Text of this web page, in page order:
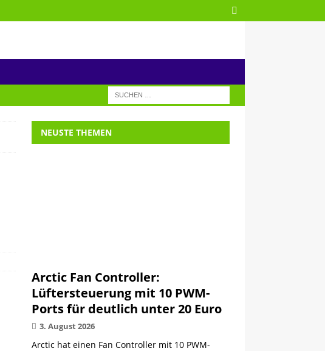
NEUSTE THEMEN
Arctic Fan Controller:
Lüftersteuerung mit 10 PWM-
Ports für deutlich unter 20 Euro
3. August 2026
Arctic hat einen Fan Controller mit 10 PWM-